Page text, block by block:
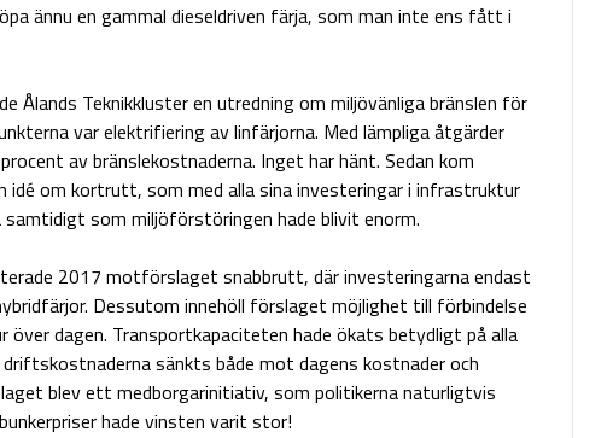
ännu en gammal dieseldriven färja, som man inte ens fått i
Ålands Teknikkluster en utredning om miljövänliga bränslen för
var elektrifiering av linfärjorna. Med lämpliga åtgärder
av bränslekostnaderna. Inget har hänt. Sedan kom
idé om kortrutt, som med alla sina investeringar i infrastruktur
samtidigt som miljöförstöringen hade blivit enorm.
2017 motförslaget snabbrutt, där investeringarna endast
Dessutom innehöll förslaget möjlighet till förbindelse
över dagen. Transportkapaciteten hade ökats betydligt på alla
sänkts både mot dagens kostnader och
blev ett medborgarinitiativ, som politikerna naturligtvis
hade vinsten varit stor!